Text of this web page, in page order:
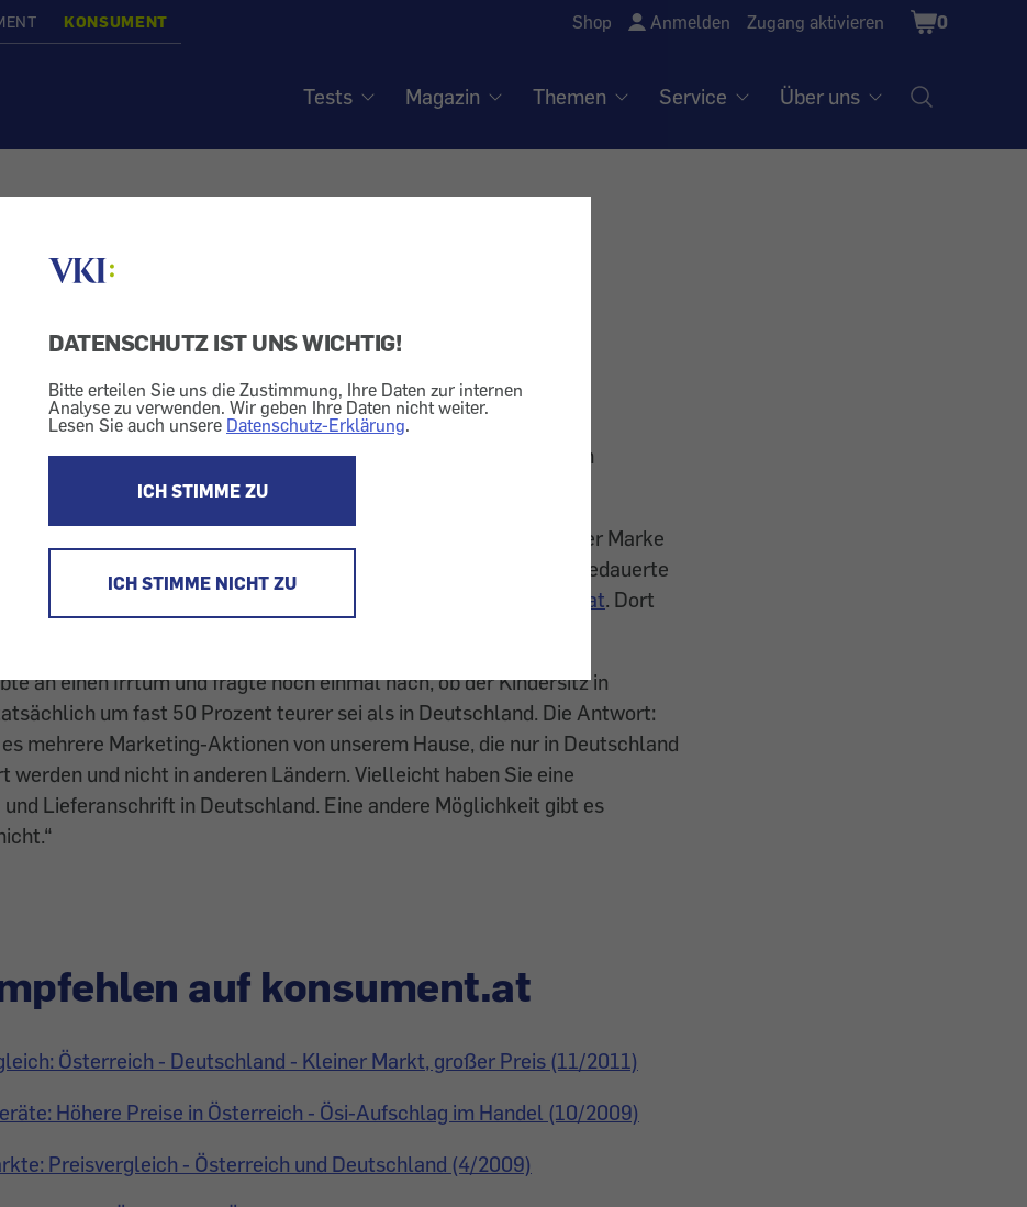
DATENSCHUTZ IST UNS WICHTIG!
Bitte erteilen Sie uns die Zustimmung, Ihre Daten zur internen
Analyse zu verwenden. Wir geben Ihre Daten nicht weiter.
Lesen Sie auch unsere Datenschutz-Erklärung.
ICH STIMME ZU
ICH STIMME NICHT ZU
KONSUMENT Shop Anmelden Zugang aktivieren
Shopping
Cart
0
Tests Magazin Themen Service Über uns
in Deutschland billiger - Ösi-
für Kindersitz
Kind Markt + Dienstleistung Preis
verkaufen ihre Waren in Deutschland wesentlich günstiger als in
Herr Johannes K. auf
einen Autokindersitz der Marke
€ und wollte ihn bestellen. Doch in der deutschen Zentrale bedauerte
nicht liefern zu können, und verwies an
www.baby-walz.at. Dort
Sitz aber 145 €!
an einen Irrtum und fragte noch einmal nach, ob der Kindersitz in
um fast 50 Prozent teurer sei als in Deutschland. Die Antwort:
mehrere Marketing-Aktionen von unserem Hause, die nur in Deutschland
werden und nicht in anderen Ländern. Vielleicht haben Sie eine
und Lieferanschrift in Deutschland. Eine andere Möglichkeit gibt es
auf konsument.at
Österreich - Deutschland - Kleiner Markt, großer Preis (11/2011)
Höhere Preise in Österreich - Ösi-Aufschlag im Handel (10/2009)
Preisvergleich - Österreich und Deutschland (4/2009)